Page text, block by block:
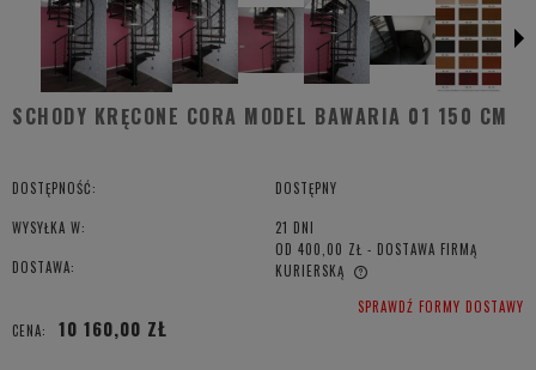
SCHODY KRĘCONE CORA MODEL BAWARIA 01 150 CM
DOSTĘPNOŚĆ: DOSTĘPNY
WYSYŁKA W: 21 DNI
DOSTAWA:
OD 400,00 ZŁ - DOSTAWA FIRMĄ
KURIERSKĄ
CENA NIE ZAWIERA EWENTUALNYCH KOSZTÓW PŁATNOŚCISPRAWDŹ FORMY DOSTAWY
CENA:
10 160,00 ZŁ